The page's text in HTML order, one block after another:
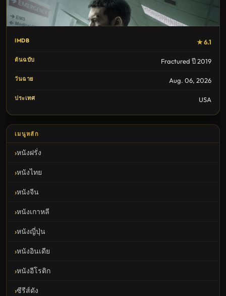
IMDB ★ 6.1
ต้นฉบับ Fractured ปี 2019
วันฉาย Aug. 06, 2026
ประเทศ USA
เมนูหลัก
หนังฝรั่ง
หนังไทย
หนังจีน
หนังเกาหลี
หนังญี่ปุ่น
หนังอินเดีย
หนังอีโรติก
ซีรีส์ดัง